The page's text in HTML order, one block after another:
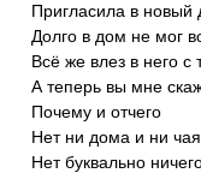
Пригласила в новый
Долго в дом не мог
Всё же влез в него с
А теперь вы мне
Почему и отчего
Нет ни дома и ни чая,
Нет буквально